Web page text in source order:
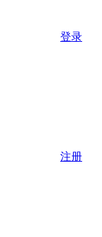
登录
注册